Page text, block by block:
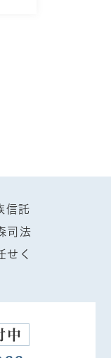
中